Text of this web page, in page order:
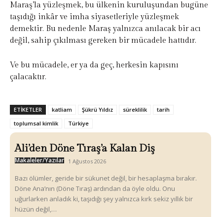
Maraş’la yüzleşmek, bu ülkenin kuruluşundan bugüne
taşıdığı inkâr ve imha siyasetleriyle yüzleşmek
demektir. Bu nedenle Maraş yalnızca anılacak bir acı
değil, sahip çıkılması gereken bir mücadele hattıdır.
Ve bu mücadele, er ya da geç, herkesin kapısını
çalacaktır.
ETIKETLER katliam Şükrü Yıldız süreklilik
tarih
toplumsal kimlik
Türkiye
Ali’den Döne Tıraş’a Kalan Diş
Makaleler/Yazılar 1 Ağustos 2026
Bazı ölümler, geride bir sükunet değil, bir hesaplaşma bırakır.
Döne Ana’nın (Döne Tıraş) ardından da öyle oldu. Onu
uğurlarken anladık ki, taşıdığı şey yalnızca kırk sekiz yıllık bir
hüzün değil,…